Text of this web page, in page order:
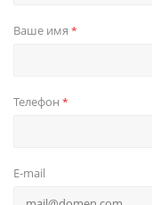
Ваше имя *
Телефон *
E-mail